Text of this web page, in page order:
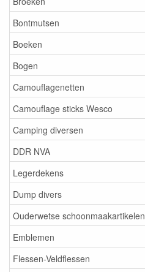
Bontmutsen
Boeken
Bogen
Camouflagenetten
Camouflage sticks Wesco
Camping diversen
DDR NVA
Legerdekens
Dump divers
Ouderwetse schoonmaakartikelen
Emblemen
Flessen-Veldflessen